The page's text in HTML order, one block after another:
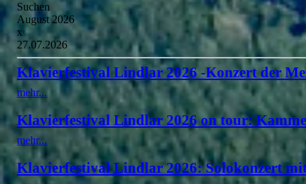
Suchen
August 2026
x
27.07.2026
Klavierfestival Lindlar 2026 -Konzert der
mehr...
Klavierfestival Lindlar 2026 on tour:
mehr...
Klavierfestival Lindlar 2026: Solokonzert